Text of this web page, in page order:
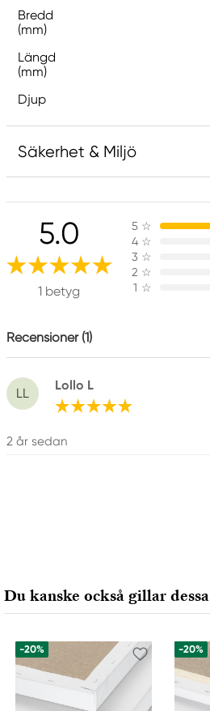
Bredd
(mm)
Längd
(mm)
Djup
Säkerhet & Miljö
Ansvarig EU
Kreatima
Panduro
205 14 Malmö, Sweden
www.panduro.com
5.0
1 betyg
5 ☆
4 ☆
3 ☆
2 ☆
1 ☆
Recensioner (1)
LL
Lollo L
2 år sedan
Du kanske också gillar dessa
-20% -20%